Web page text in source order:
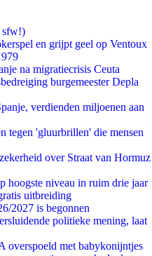
sfw!)
en grijpt geel op Ventoux
na migratiecrisis Ceuta
burgemeester Depla
verdienden miljoenen aan
'gluurbrillen' die mensen
over Straat van Hormuz
hoogste niveau in ruim drie jaar
uitbreiding
2027 is begonnen
politieke mening, laat
overspoeld met babykonijntjes